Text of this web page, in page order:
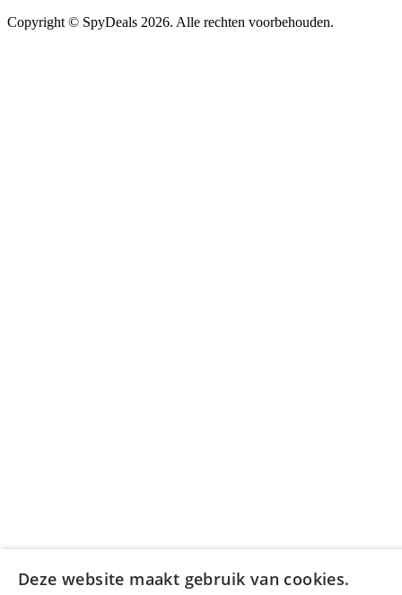
Copyright © SpyDeals 2026. Alle rechten voorbehouden.
Deze website maakt gebruik van cookies.